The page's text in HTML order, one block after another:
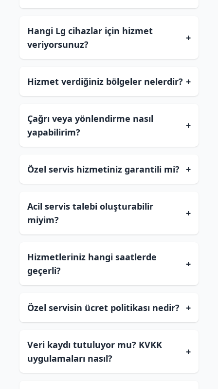
Hangi Lg cihazlar için hizmet
veriyorsunuz?
+
Hizmet verdiğiniz bölgeler nelerdir? +
Çağrı veya yönlendirme nasıl
yapabilirim?
+
Özel servis hizmetiniz garantili mi? +
Acil servis talebi oluşturabilir
miyim?
+
Hizmetleriniz hangi saatlerde
geçerli?
+
Özel servisin ücret politikası nedir? +
Veri kaydı tutuluyor mu? KVKK
uygulamaları nasıl?
+